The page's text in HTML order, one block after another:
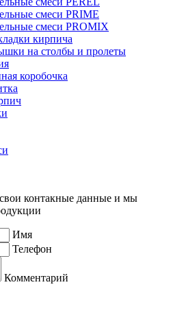
смеси PRIME
смеси PROMIX
кирпича
на столбы и пролеты
коробочка
контакные данные и мы
Имя
Телефон
Комментарий